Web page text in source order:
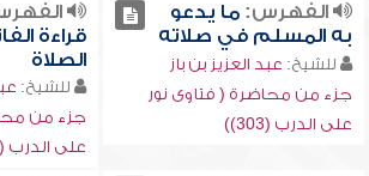
الفهرس:ما يدعو
به المسلم في صلاته
للشيخ: عبد العزيز بن باز
جزء من محاضرة ( فتاوى نور
على الدرب (303))
قراءة
الصلاة
للشيخ:
جزء من
على الدرب (306))